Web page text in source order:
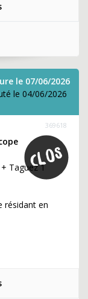
le 07/06/2026
le 04/06/2026
369618
Taguez 1
résidant en